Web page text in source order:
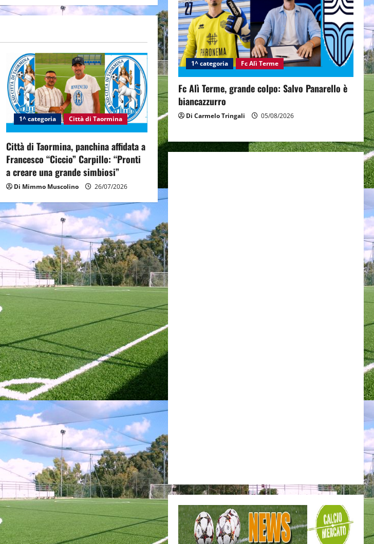
1^ categoria Città di Taormina
Città di Taormina, panchina affidata a
Francesco “Ciccio” Carpillo: “Pronti
a creare una grande simbiosi”
Di Mimmo Muscolino 26/07/2026
1^ categoria Fc Alì Terme
Fc Alì Terme, grande colpo: Salvo Panarello è
biancazzurro
Di Carmelo Tringali 05/08/2026